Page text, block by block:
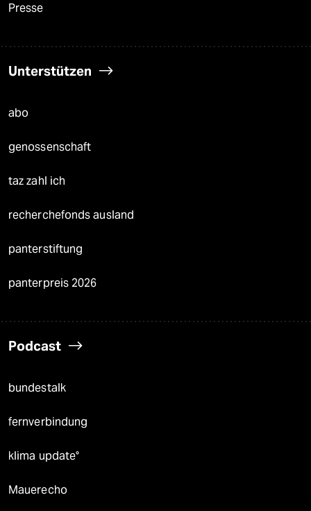
Presse
Unterstützen
abo
genossenschaft
taz zahl ich
recherchefonds ausland
panterstiftung
panterpreis 2026
Podcast
bundestalk
fernverbindung
klima update°
Mauerecho